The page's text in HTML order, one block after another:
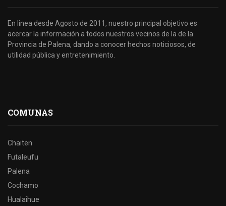
En linea desde Agosto de 2011, nuestro principal objetivo es
acercar la información a todos nuestros vecinos de la de la
Provincia de Palena, dando a conocer hechos noticiosos, de
utilidad pública y entretenimiento.
COMUNAS
Chaiten
Futaleufu
Palena
Cochamo
Hualaihue